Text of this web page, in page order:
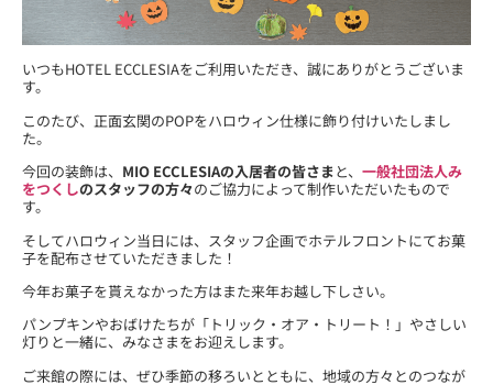
いつもHOTEL ECCLESIAをご利用いただき、誠にありがとうございま
す。
このたび、正面玄関のPOPをハロウィン仕様に飾り付けいたしまし
た。
今回の装飾は、 MIO ECCLESIAの入居者の皆さまと、 一般社団法人み
をつくしのスタッフの方々のご協力によって制作いただいたもので
す。
そしてハロウィン当日には、スタッフ企画でホテルフロントにてお菓
子を配布させていただきました！
今年お菓子を貰えなかった方はまた来年お越し下しさい。
パンプキンやおばけたちが「トリック・オア・トリート！」やさしい
灯りと一緒に、みなさまをお迎えします。
ご来館の際には、ぜひ季節の移ろいとともに、地域の方々とのつなが